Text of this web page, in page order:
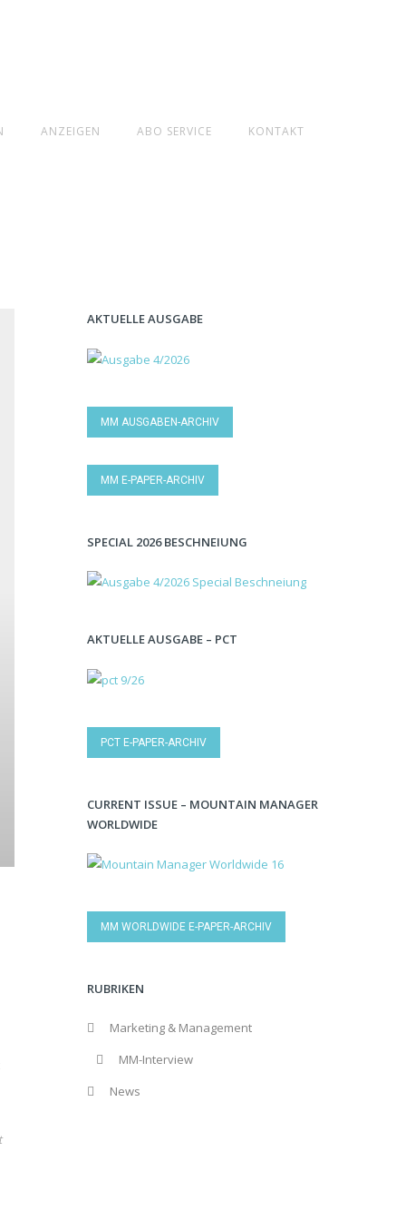
ANZEIGEN ABO SERVICE KONTAKT
AKTUELLE AUSGABE
MM AUSGABEN-ARCHIV
MM E-PAPER-ARCHIV
SPECIAL 2026 BESCHNEIUNG
AKTUELLE AUSGABE – PCT
PCT E-PAPER-ARCHIV
CURRENT ISSUE – MOUNTAIN MANAGER
WORLDWIDE
MM WORLDWIDE E-PAPER-ARCHIV
RUBRIKEN
Marketing & Management
MM-Interview
News